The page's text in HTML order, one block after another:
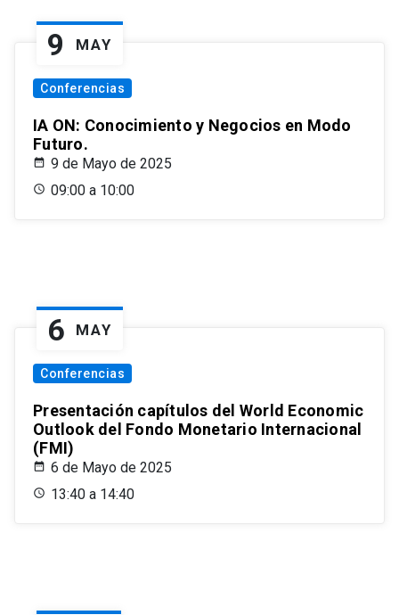
9 MAY
Conferencias
IA ON: Conocimiento y Negocios en Modo
Futuro.
9 de Mayo de 2025
09:00 a 10:00
6 MAY
Conferencias
Presentación capítulos del World Economic
Outlook del Fondo Monetario Internacional
(FMI)
6 de Mayo de 2025
13:40 a 14:40